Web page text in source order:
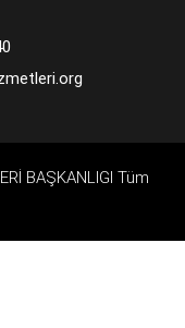
BAŞKANLIGI Tüm